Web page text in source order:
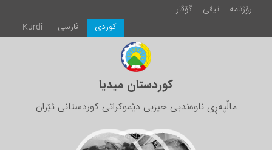
رۆژنامە تیڤی
گۆڤار
Kurdî
فارسی كوردی
کوردستان میدیا
ماڵپەڕی ناوەندیی حیزبی دێموکراتی کوردستانی ئێران